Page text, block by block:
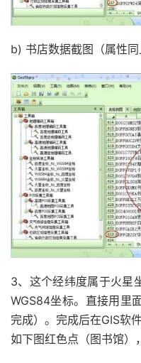
b) 书店数据截图（属性同
3、这个经纬度属于火星
WGS84坐标。直接用里
完成）。完成后在GIS软
如下图红色点（图书馆）